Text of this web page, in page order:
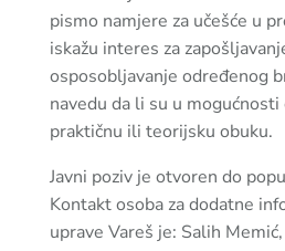
pismo namjere za učešće u
iskažu interes za
osposobljavanje određenog
navedu da li su u mogućnosti
praktičnu ili teorijsku obuku.
Javni poziv je otvoren do
Kontakt osoba za dodatne
uprave Vareš je: Salih